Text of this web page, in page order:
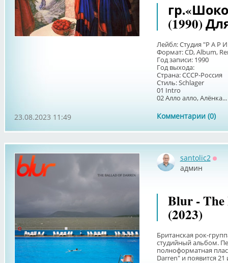
(1990)
Лейбл: Студия "Р А Р И
Формат: CD, Album,
Год записи: 1990
Год выхода:
Страна: СССР-Россия
Стиль: Schlager
01 Intro
02 Алло алло, Алёнка...
Комментарии (0)
23.08.2023 11:49
santolic2
админ
Blur -
(2023)
Британская рок-
студийный альбом.
полноформатная
Darren" и появится 21